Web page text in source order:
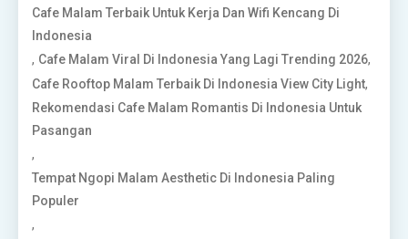
Cafe Malam Terbaik Untuk Kerja Dan Wifi Kencang Di
Indonesia
, Cafe Malam Viral Di Indonesia Yang Lagi Trending 2026,
Cafe Rooftop Malam Terbaik Di Indonesia View City Light,
Rekomendasi Cafe Malam Romantis Di Indonesia Untuk
Pasangan
,
Tempat Ngopi Malam Aesthetic Di Indonesia Paling
Populer
,